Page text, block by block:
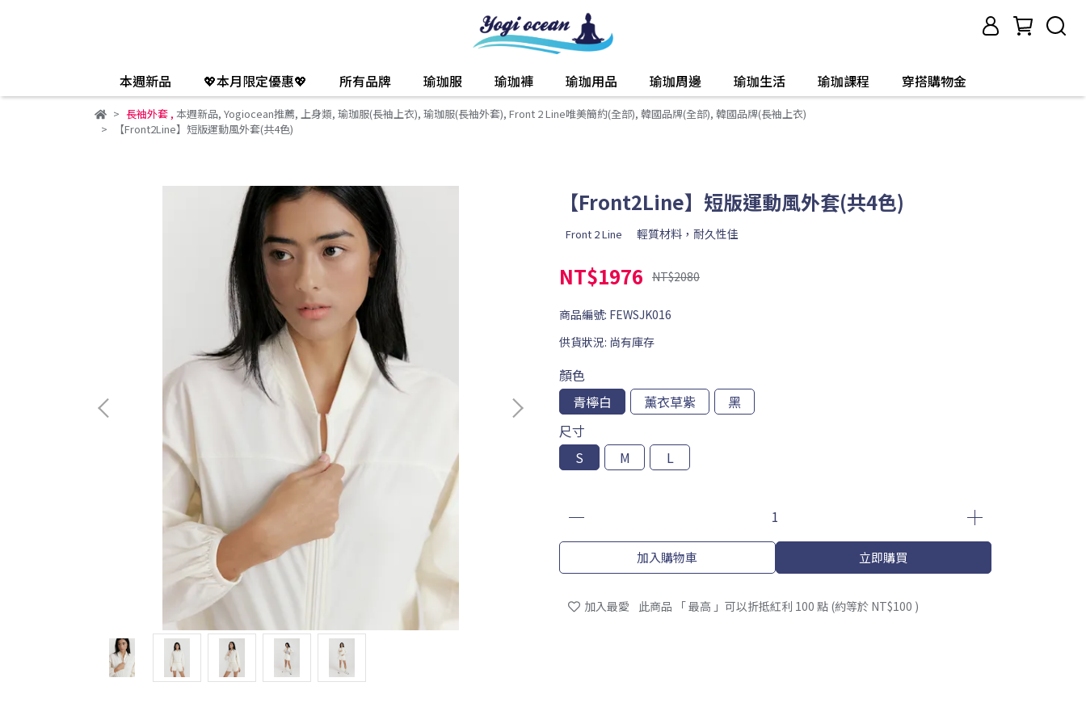
本週新品 💖本月限定優惠💖 所有品牌 瑜珈服 瑜珈褲 瑜珈用品 瑜珈周邊 瑜珈生活 瑜珈課程 穿搭購物金
長袖外套, 本週新品, Yogiocean推薦, 上身類, 瑜珈服(長袖上衣), 瑜珈服(長袖外套), Front 2 Line唯美簡約(全部), 韓國品牌(全部), 韓國品牌(長袖上衣)
【Front2Line】短版運動風外套(共4色)
【Front2Line】短版運動風外套(共4色)
Front 2 Line 輕質材料，耐久性佳
NT$1976 NT$2080
商品編號: FEWSJK016
供貨狀況: 尚有庫存
顏色
青檸白
薰衣草紫
黑
尺寸
S
M L
加入購物車 立即購買
加入最愛 此商品 「 最高 」可以折抵紅利 100 點 (約等於 NT$100 )